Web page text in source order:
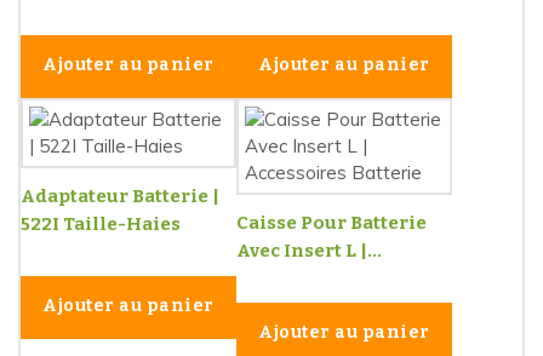
Ajouter au panier Ajouter au panier
Adaptateur Batterie |
522I Taille-Haies
Ajouter au panier
Caisse Pour Batterie
Avec Insert L |...
Ajouter au panier